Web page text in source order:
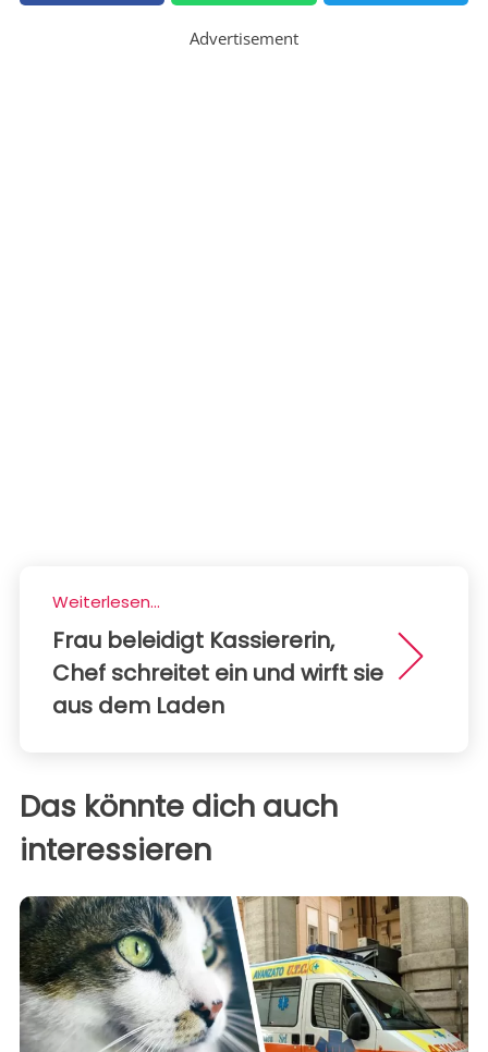
Advertisement
Weiterlesen...
Frau beleidigt Kassiererin,
Chef schreitet ein und wirft sie
aus dem Laden
Das könnte dich auch
interessieren